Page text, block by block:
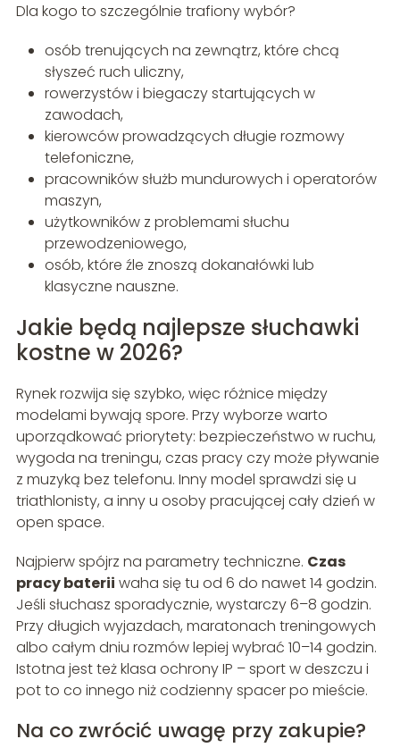
Dla kogo to szczególnie trafiony wybór?
osób trenujących na zewnątrz, które chcą
słyszeć ruch uliczny,
rowerzystów i biegaczy startujących w
zawodach,
kierowców prowadzących długie rozmowy
telefoniczne,
pracowników służb mundurowych i operatorów
maszyn,
użytkowników z problemami słuchu
przewodzeniowego,
osób, które źle znoszą dokanałówki lub
klasyczne nauszne.
Jakie będą najlepsze słuchawki
kostne w 2026?
Rynek rozwija się szybko, więc różnice między
modelami bywają spore. Przy wyborze warto
uporządkować priorytety: bezpieczeństwo w ruchu,
wygoda na treningu, czas pracy czy może pływanie
z muzyką bez telefonu. Inny model sprawdzi się u
triathlonisty, a inny u osoby pracującej cały dzień w
open space.
Najpierw spójrz na parametry techniczne. Czas
pracy baterii waha się tu od 6 do nawet 14 godzin.
Jeśli słuchasz sporadycznie, wystarczy 6–8 godzin.
Przy długich wyjazdach, maratonach treningowych
albo całym dniu rozmów lepiej wybrać 10–14 godzin.
Istotna jest też klasa ochrony IP – sport w deszczu i
pot to co innego niż codzienny spacer po mieście.
Na co zwrócić uwagę przy zakupie?